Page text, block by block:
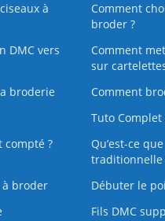
à
Comment
broder ?
DMC vers
Comment
sur
broderie
Comment
Tuto
compté ?
Qu’est-ce
traditionnelle
broder
Débuter le
Fils DMC